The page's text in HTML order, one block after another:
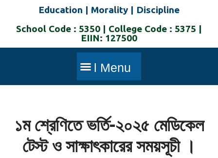
Education | Morality | Discipline
School Code : 5350 | College Code : 5375 |
EIIN: 127500
১ম শ্রেণিতে ভর্তি-২০২৫ মেডিকেল
টেস্ট ও সাক্ষাৎকারের সময়সূচী ।